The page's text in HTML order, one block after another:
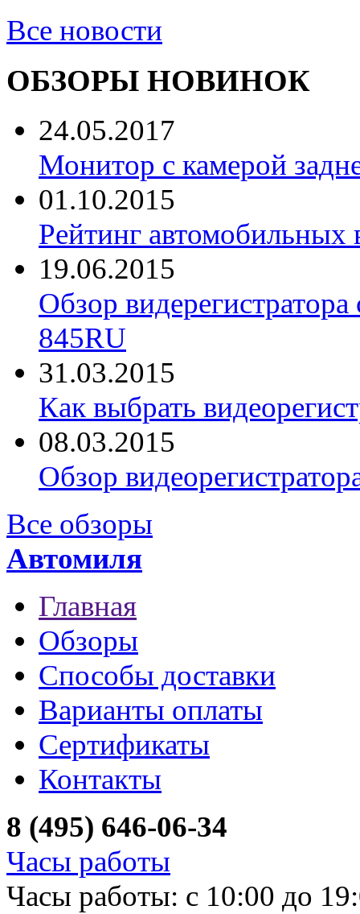
Все новости
ОБЗОРЫ НОВИНОК
24.05.2017
Монитор с камерой
01.10.2015
Рейтинг автомобильных
19.06.2015
Обзор
845RU
31.03.2015
Как выбрать
08.03.2015
Обзор
Все обзоры
Автомиля
Главная
Обзоры
Способы доставки
Варианты оплаты
Сертификаты
Контакты
8 (495) 646-06-34
Часы работы
Часы работы: с 10:00 до